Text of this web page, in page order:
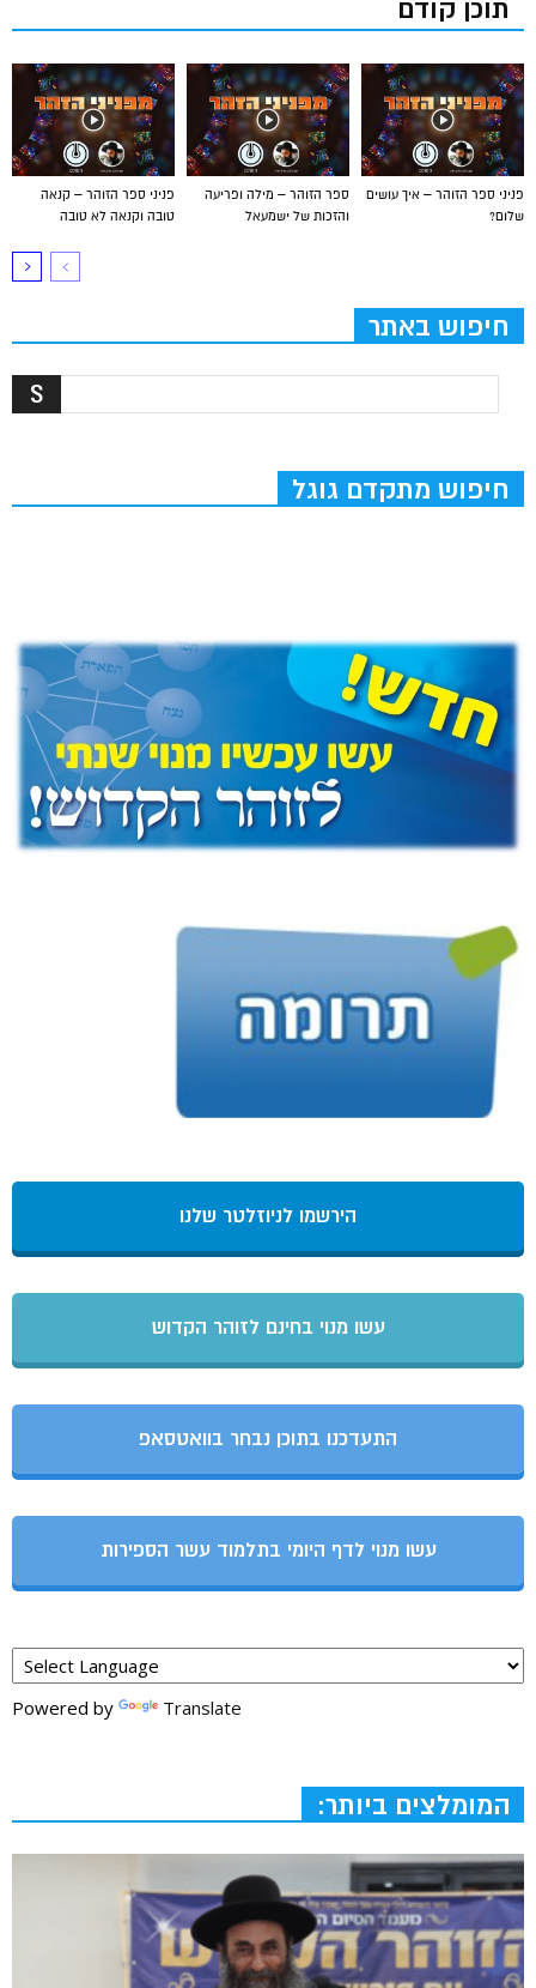
תוכן קודם
פניני ספר הזוהר – קנאה
טובה וקנאה לא טובה
ספר הזוהר – מילה ופריעה
והזכות של ישמעאל
פניני ספר הזוהר – איך עושים
שלום?
חיפוש באתר
חיפוש מתקדם גוגל
הירשמו לניוזלטר שלנו
עשו מנוי בחינם לזוהר הקדוש
התעדכנו בתוכן נבחר בוואטסאפ
עשו מנוי לדף היומי בתלמוד עשר הספירות
Powered by Translate
המומלצים ביותר: